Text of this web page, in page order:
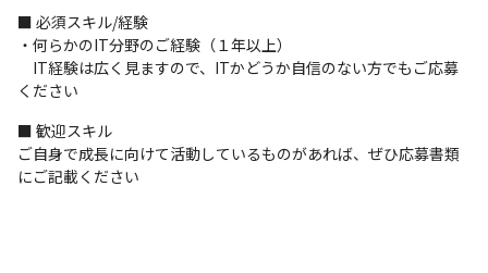
カルテ”を活用し、
現在のトレンドと自身のスキルに基づいた最適な成長計画を提
示するので安心です
・当社従業員のデータを参考に開発した独自のアセスメントも用
意しており、客観的な適診断も可能です
■ 必須スキル/経験
・何らかのIT分野のご経験（１年以上）
IT経験は広く見ますので、ITかどうか自信のない方でもご応募
ください
■ 歓迎スキル
ご自身で成長に向けて活動しているものがあれば、ぜひ応募書類
にご記載ください